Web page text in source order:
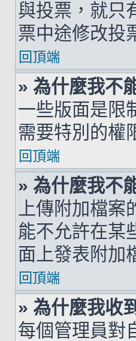
與投票，就只
票中途修改投
回頂端
» 為什麼我不
一些版面是限
需要特別的權
回頂端
» 為什麼我不
上傳附加檔
能不允許在某
面上發表附加
回頂端
» 為什麼我收
每個管理員對